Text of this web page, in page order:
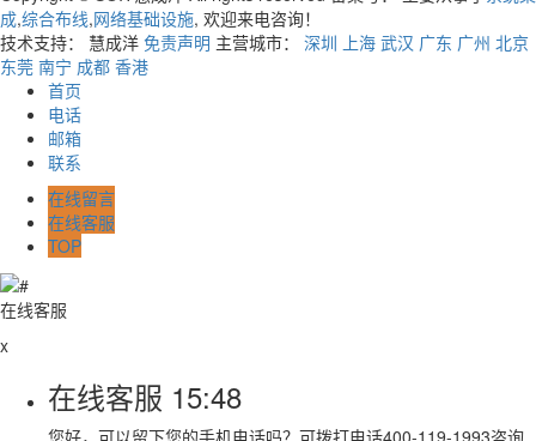
成,综合布线,网络基础设施, 欢迎来电咨询！
技术支持： 慧成洋 免责声明 主营城市： 深圳 上海 武汉 广东 广州 北京
东莞 南宁 成都 香港
首页
电话
邮箱
联系
在线留言
在线客服
TOP
在线客服
x
在线客服 15:48
您好，可以留下您的手机电话吗？可拨打电话400-119-1993咨询